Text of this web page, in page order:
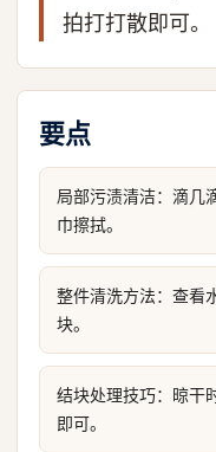
拍打打散即可。
要点
局部污渍清洁：滴几
巾擦拭。
整件清洗方法：查看
块。
结块处理技巧：晾干
即可。